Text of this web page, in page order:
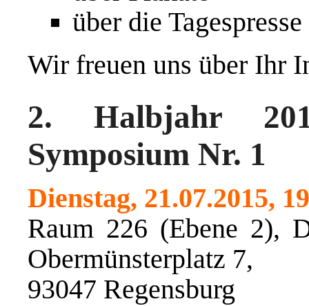
über die Tagespresse
Wir freuen uns über Ihr
2. Halbjahr
Symposium Nr. 1
Dienstag, 21.07.2015,
Raum 226 (Ebene 2),
Obermünsterplatz 7,
93047 Regensburg